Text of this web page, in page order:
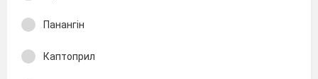
Панангін
Каптоприл